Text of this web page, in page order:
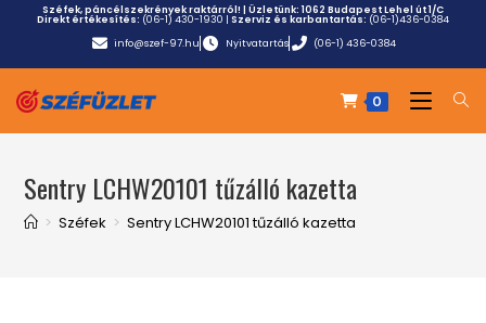
Széfek, páncélszekrények raktárról! | Üzletünk:1062 Budapest Lehel út 1/C
Direkt értékesítés: (06-1) 430-1930 | Szerviz és karbantartás: (06-1)436-0384
info@szef-97.hu
Nyitvatartás (06-1) 436-0384
0
Sentry LCHW20101 tűzálló kazetta
> Széfek > Sentry LCHW20101 tűzálló kazetta